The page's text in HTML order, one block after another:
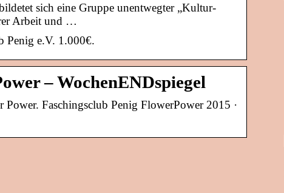
sich eine Gruppe unentwegter „Kultur-
Arbeit und …
Penig e.V. 1.000€.
– WochenENDspiegel
Faschingsclub Penig FlowerPower 2015 ·